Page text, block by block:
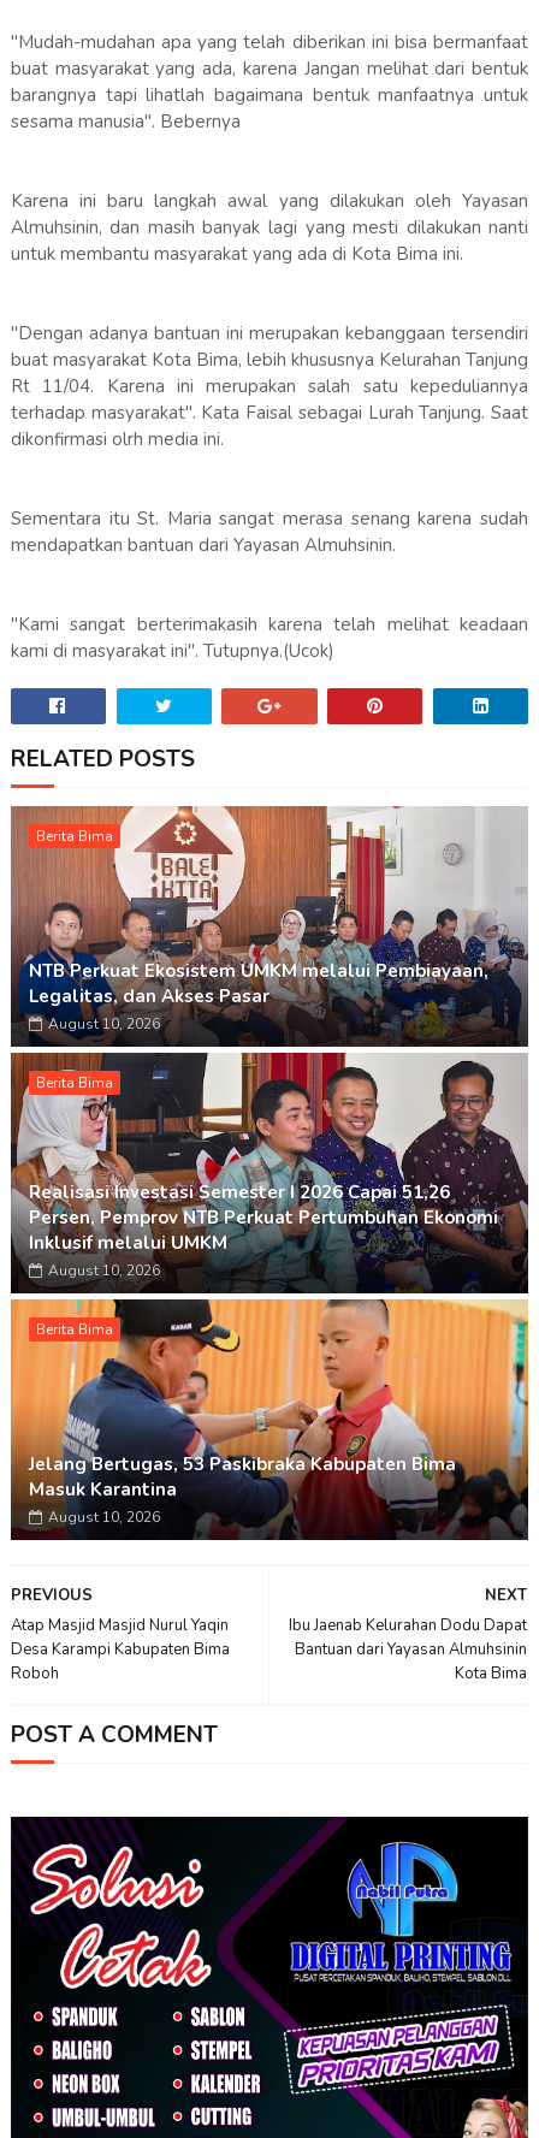
"Mudah-mudahan apa yang telah diberikan ini bisa bermanfaat
buat masyarakat yang ada, karena Jangan melihat dari bentuk
barangnya tapi lihatlah bagaimana bentuk manfaatnya untuk
sesama manusia". Bebernya
Karena ini baru langkah awal yang dilakukan oleh Yayasan
Almuhsinin, dan masih banyak lagi yang mesti dilakukan nanti
untuk membantu masyarakat yang ada di Kota Bima ini.
"Dengan adanya bantuan ini merupakan kebanggaan tersendiri
buat masyarakat Kota Bima, lebih khususnya Kelurahan Tanjung
Rt 11/04. Karena ini merupakan salah satu kepeduliannya
terhadap masyarakat". Kata Faisal sebagai Lurah Tanjung. Saat
dikonfirmasi olrh media ini.
Sementara itu St. Maria sangat merasa senang karena sudah
mendapatkan bantuan dari Yayasan Almuhsinin.
"Kami sangat berterimakasih karena telah melihat keadaan
kami di masyarakat ini". Tutupnya.(Ucok)
RELATED POSTS
Berita Bima
NTB Perkuat Ekosistem UMKM melalui Pembiayaan,
Legalitas, dan Akses Pasar
August 10, 2026
Berita Bima
Realisasi Investasi Semester I 2026 Capai 51,26
Persen, Pemprov NTB Perkuat Pertumbuhan Ekonomi
Inklusif melalui UMKM
August 10, 2026
Berita Bima
Jelang Bertugas, 53 Paskibraka Kabupaten Bima
Masuk Karantina
August 10, 2026
NEXT
Ibu Jaenab Kelurahan Dodu Dapat
Bantuan dari Yayasan Almuhsinin
Kota Bima
PREVIOUS
Atap Masjid Masjid Nurul Yaqin
Desa Karampi Kabupaten Bima
Roboh
POST A COMMENT